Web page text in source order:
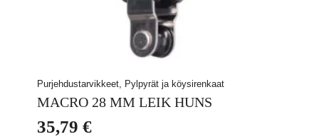
Purjehdustarvikkeet, Pylpyrät ja köysirenkaat
MACRO 28 MM LEIK HUNS
35,79 €